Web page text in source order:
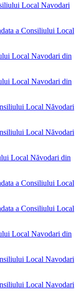
Local Navodari
a Consiliului Local
Local Navodari din
Local Navodari din
Local Năvodari
Local Năvodari
Local Năvodari din
a Consiliului Local
a Consiliului Local
Local Navodari din
Local Navodari
Local Navodari